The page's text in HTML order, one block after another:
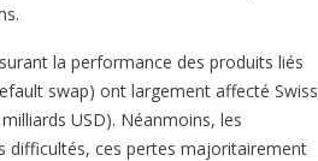
la performance des produits liés
swap) ont largement affecté Swiss
USD). Néanmoins, les
difficultés, ces pertes majoritairement